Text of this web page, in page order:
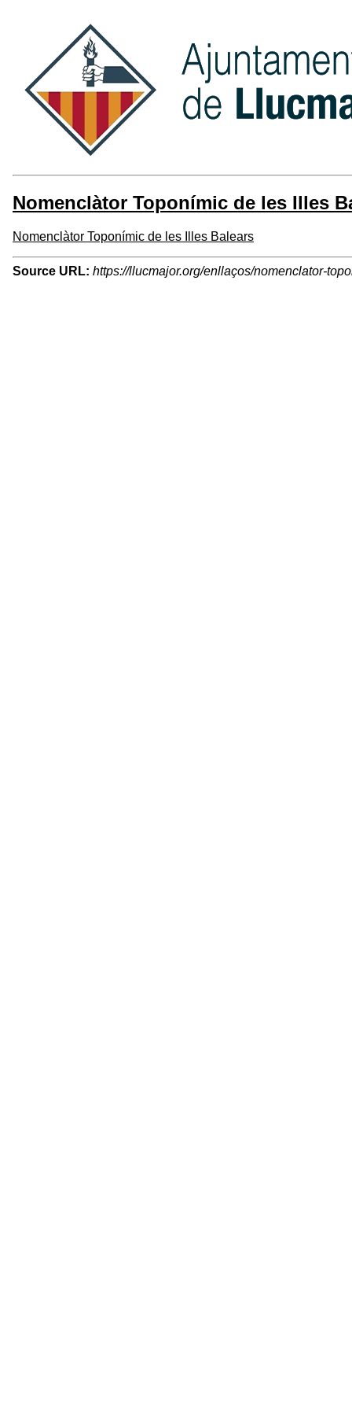
Nomenclàtor Toponímic de les Illes
Nomenclàtor Toponímic de les Illes Balears
Source URL: https://llucmajor.org/enllaços/nomenclator-